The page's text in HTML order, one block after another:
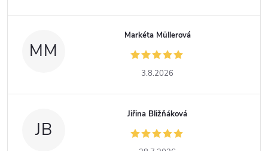
MM
Markéta Müllerová
3.8.2026
JB
Jiřina Bližňáková